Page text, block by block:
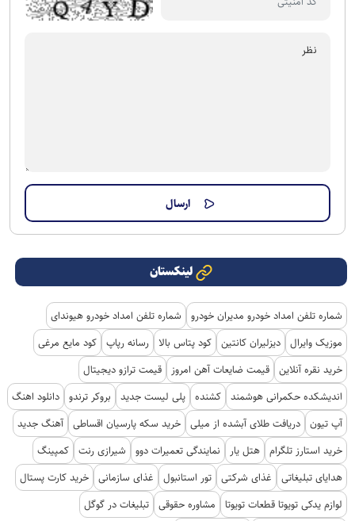
لینکستان
شماره تلفن امداد خودرو مدیران خودرو
شماره تلفن امداد خودرو هیوندای
موزیک وایرال دیزلیران کانتین کود پتاس بالا رسانه رپاپ کود مایع مرغی
خرید نقره آنلاین قیمت ضایعات آهن امروز
قیمت ترازو دیجیتال
اندیشکده حکمرانی هوشمند کشنده پلی لیست جدید بروکر ترندو دانلود اهنگ
آپ تیون دریافت طلای آبشده از میلی خرید سکه پارسیان اقساطی آهنگ جدید
خرید استارز تلگرام هتل یار نمایندگی تعمیرات دوو شیرازی رنت کمپینگ
هدایای تبلیغاتی
غذای شرکتی تور استانبول غذای سازمانی خرید کارت پستال
لوازم یدکی تویوتا قطعات تویوتا
مشاوره حقوقی تبلیغات در گوگل